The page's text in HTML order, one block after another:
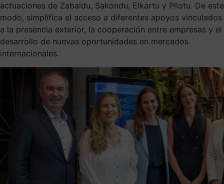
actuaciones de Zabaldu, Sakondu, Elkartu y Pilotu. De este
modo, simplifica el acceso a diferentes apoyos vinculados
a la presencia exterior, la cooperación entre empresas y el
desarrollo de nuevas oportunidades en mercados
internacionales.